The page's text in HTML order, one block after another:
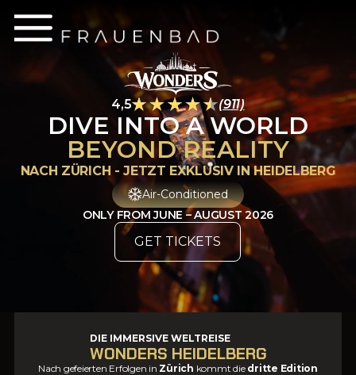
4,5 (911)
DIVE INTO A WORLD
BEYOND REALITY
NACH ZÜRICH - JETZT EXKLUSIV IN HEIDELBERG
Air-Conditioned
ONLY FROM JUNE – AUGUST 2026
GET TICKETS
DIE IMMERSIVE WELTREISE
WONDERS HEIDELBERG
Nach gefeierten Erfolgen in Zürich kommt die dritte Edition